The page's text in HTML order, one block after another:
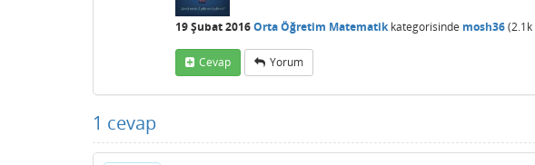
19 Şubat 2016Orta Öğretim Matematikkategorisinde mosh36(2.1k
Cevap Yorum
1 cevap